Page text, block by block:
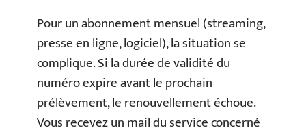
Pour un abonnement mensuel (streaming,
presse en ligne, logiciel), la situation se
complique. Si la durée de validité du
numéro expire avant le prochain
prélèvement, le renouvellement échoue.
Vous recevez un mail du service concerné